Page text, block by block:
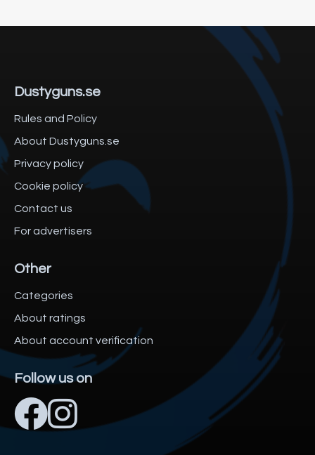
Dustyguns.se
Rules and Policy
About Dustyguns.se
Privacy policy
Cookie policy
Contact us
For advertisers
Other
Categories
About ratings
About account verification
Follow us on